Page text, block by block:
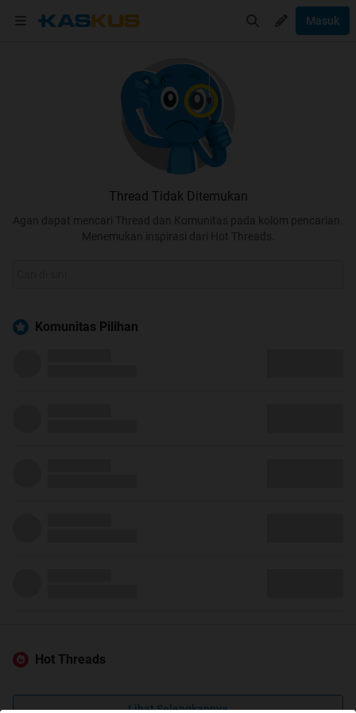
Masuk
Thread Tidak Ditemukan
Agan dapat mencari Thread dan Komunitas pada kolom pencarian.
Menemukan inspirasi dari Hot Threads.
Komunitas Pilihan
Hot Threads
Lihat Selengkapnya